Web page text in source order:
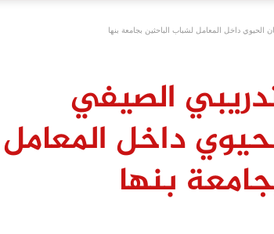
الحيوي داخل المعامل لشباب الباحثين بجامعة بنها
الصيفي
داخل المعامل
بنها